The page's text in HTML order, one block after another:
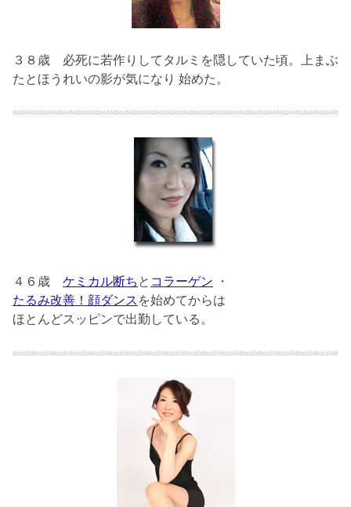
３８歳 必死に若作りしてタルミを隠していた頃。上まぶ
たとほうれいの影が気になり 始めた。
４６歳 ケミカル断ち と コラーゲン ・
たるみ改善！顔ダンス を始めてからは
ほとんどスッピンで出勤している。